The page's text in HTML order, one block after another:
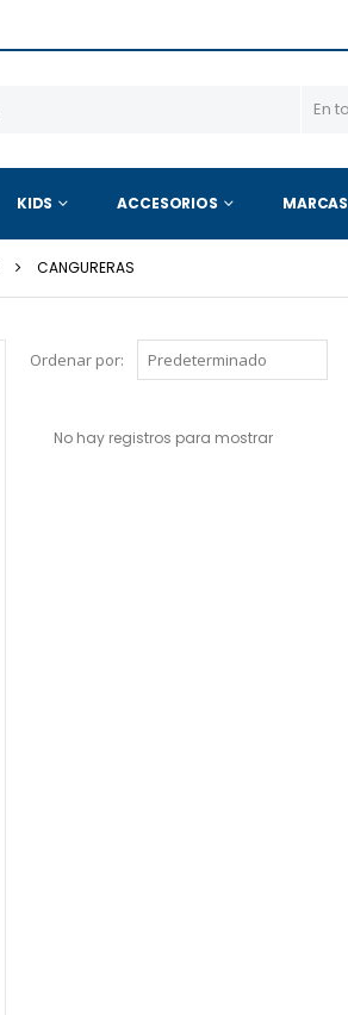
KIDS ACCESORIOS MARCAS
CANGURERAS
Ordenar por:
No hay registros para mostrar